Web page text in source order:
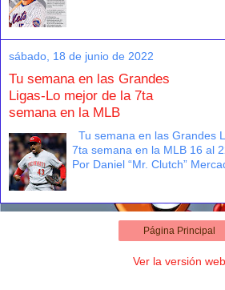
sábado, 18 de junio de 2022
Tu semana en las Grandes
Ligas-Lo mejor de la 7ta
semana en la MLB
Tu semana en las Grandes
7ta semana en la MLB 16 al
Por Daniel “Mr. Clutch”
Página Principal
Ver la versión web